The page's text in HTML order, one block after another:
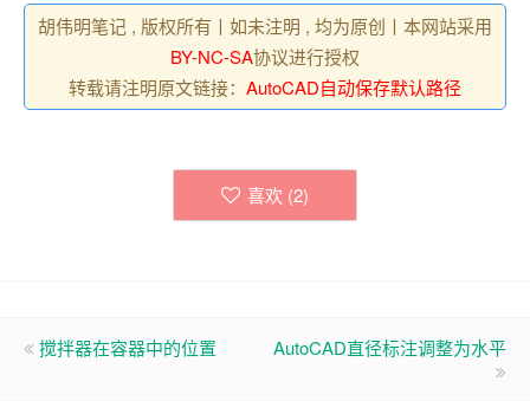
胡伟明笔记 , 版权所有丨如未注明 , 均为原创丨本网站采用
BY-NC-SA协议进行授权
转载请注明原文链接： AutoCAD自动保存默认路径
喜欢 (2)
搅拌器在容器中的位置 AutoCAD直径标注调整为水平